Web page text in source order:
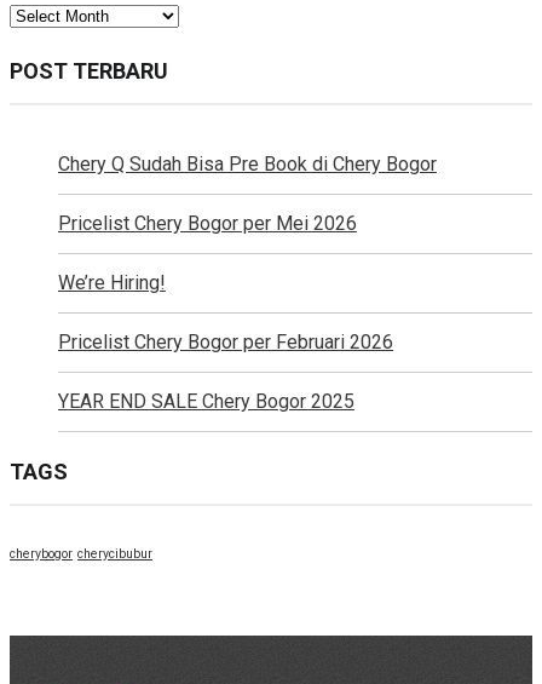
ARCHIVE
POST TERBARU
Chery Q Sudah Bisa Pre Book di Chery Bogor
Pricelist Chery Bogor per Mei 2026
We’re Hiring!
Pricelist Chery Bogor per Februari 2026
YEAR END SALE Chery Bogor 2025
TAGS
cherybogor cherycibubur